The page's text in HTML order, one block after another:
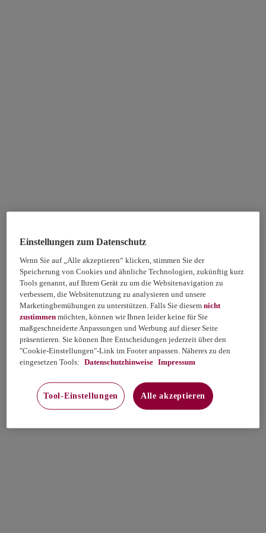
Einstellungen zum Datenschutz
Wenn Sie auf „Alle akzeptieren“ klicken, stimmen Sie der
Speicherung von Cookies und ähnliche Technologien, zukünftig kurz
Tools genannt, auf Ihrem Gerät zu um die Websitenavigation zu
verbessern, die Websitenutzung zu analysieren und unsere
Marketingbemühungen zu unterstützen. Falls Sie diesemnicht
zustimmen möchten, können wir Ihnen leider keine für Sie
maßgeschneiderte Anpassungen und Werbung auf dieser Seite
präsentieren. Sie können Ihre Entscheidungen jederzeit über den
"Cookie-Einstellungen"-Link im Footer anpassen. Näheres zu den
eingesetzen Tools: Datenschutzhinweise Impressum
Tool-Einstellungen Alle akzeptieren